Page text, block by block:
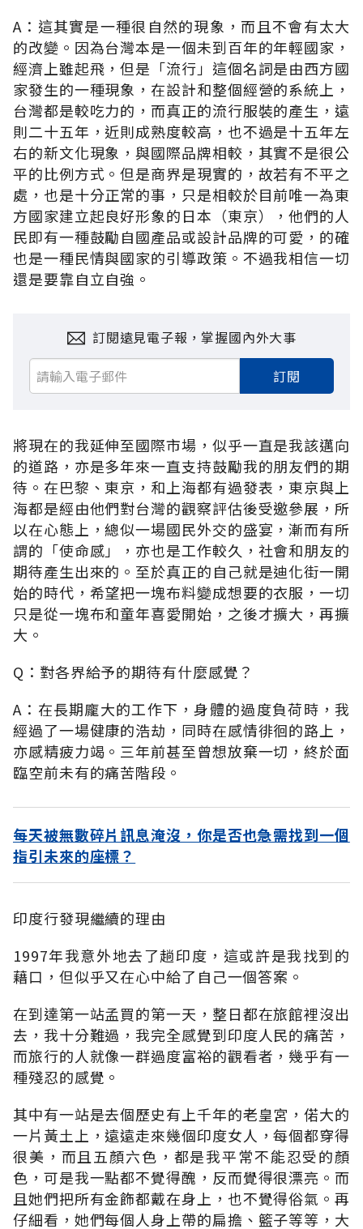
A：這其實是一種很自然的現象，而且不會有太大
的改變。因為台灣本是一個未到百年的年輕國家，
經濟上雖起飛，但是「流行」這個名詞是由西方國
家發生的一種現象，在設計和整個經營的系統上，
台灣都是較吃力的，而真正的流行服裝的產生，遠
則二十五年，近則成熟度較高，也不過是十五年左
右的新文化現象，與國際品牌相較，其實不是很公
平的比例方式。但是商界是現實的，故若有不平之
處，也是十分正常的事，只是相較於目前唯一為東
方國家建立起良好形象的日本（東京），他們的人
民即有一種鼓勵自國產品或設計品牌的可愛，的確
也是一種民情與國家的引導政策。不過我相信一切
還是要靠自立自強。
訂閱遠見電子報，掌握國內外大事
訂閱
將現在的我延伸至國際市場，似乎一直是我該邁向
的道路，亦是多年來一直支持鼓勵我的朋友們的期
待。在巴黎、東京，和上海都有過發表，東京與上
海都是經由他們對台灣的觀察評估後受邀參展，所
以在心態上，總似一場國民外交的盛宴，漸而有所
謂的「使命感」，亦也是工作較久，社會和朋友的
期待產生出來的。至於真正的自己就是迪化街一開
始的時代，希望把一塊布料變成想要的衣服，一切
只是從一塊布和童年喜愛開始，之後才擴大，再擴
大。
Q：對各界給予的期待有什麼感覺？
A：在長期龐大的工作下，身體的過度負荷時，我
經過了一場健康的浩劫，同時在感情徘徊的路上，
亦感精疲力竭。三年前甚至曾想放棄一切，終於面
臨空前未有的痛苦階段。
每天被無數碎片訊息淹沒，你是否也急需找到一個
指引未來的座標？
印度行發現繼續的理由
1997年我意外地去了趟印度，這或許是我找到的
藉口，但似乎又在心中給了自己一個答案。
在到達第一站孟買的第一天，整日都在旅館裡沒出
去，我十分難過，我完全感覺到印度人民的痛苦，
而旅行的人就像一群過度富裕的觀看者，幾乎有一
種殘忍的感覺。
其中有一站是去個歷史有上千年的老皇宮，偌大的
一片黃土上，遠遠走來幾個印度女人，每個都穿得
很美，而且五顏六色，都是我平常不能忍受的顏
色，可是我一點都不覺得醜，反而覺得很漂亮。而
且她們把所有金飾都戴在身上，也不覺得俗氣。再
仔細看，她們每個人身上帶的扁擔、籃子等等，大